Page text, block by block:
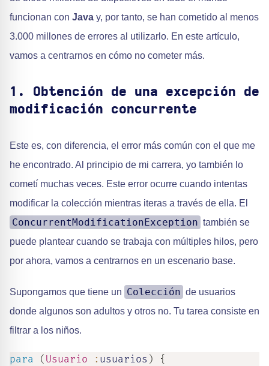
funcionan con Java y, por tanto, se han cometido al menos
3.000 millones de errores al utilizarlo. En este artículo,
vamos a centrarnos en cómo no cometer más.
1. Obtención de una excepción de
modificación concurrente
Este es, con diferencia, el error más común con el que me
he encontrado. Al principio de mi carrera, yo también lo
cometí muchas veces. Este error ocurre cuando intentas
modificar la colección mientras iteras a través de ella. El
ConcurrentModificationException también se
puede plantear cuando se trabaja con múltiples hilos, pero
por ahora, vamos a centrarnos en un escenario base.
Supongamos que tiene un Colección de usuarios
donde algunos son adultos y otros no. Tu tarea consiste en
filtrar a los niños.
para ( Usuario : usuarios ) {